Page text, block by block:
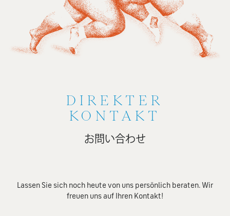
DIREKTER
KONTAKT
お問い合わせ
Lassen Sie sich noch heute von uns persönlich beraten. Wir
freuen uns auf Ihren Kontakt!